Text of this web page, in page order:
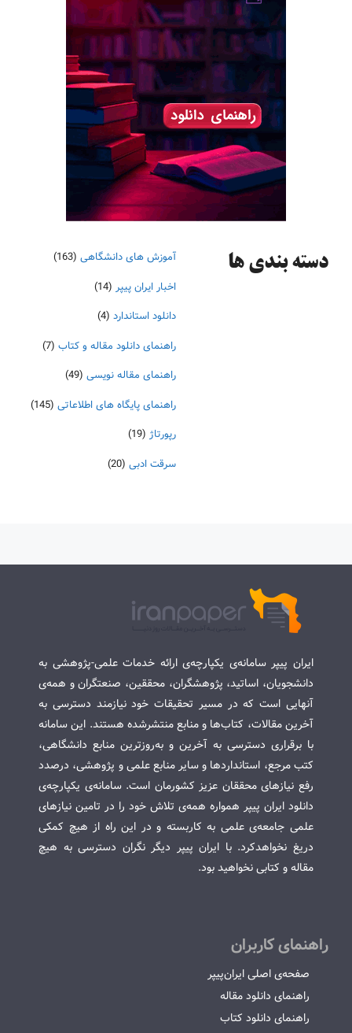
دسته‌ بندی ها آموزش های دانشگاهی (163)
اخبار ایران پیپر (14)
دانلود استاندارد (4)
راهنمای دانلود مقاله و کتاب (7)
راهنمای مقاله نویسی (49)
راهنمای پایگاه های اطلاعاتی (145)
رپورتاژ (19)
سرقت ادبی (20)
ایران پیپر سامانه‌ی یکپارچه‌ی ارائه خدمات علمی-پژوهشی به
دانشجویان، اساتید، پژوهشگران، محققین، صنعتگران و همه‌ی
آنهایی است که در مسیر تحقیقات خود نیازمند دسترسی به
آخرین مقالات، کتاب‌ها و منابع منتشرشده هستند. این سامانه
با برقراری دسترسی به آخرین و به‌روزترین منابع دانشگاهی،
کتب مرجع، استانداردها و سایر منابع علمی و پژوهشی، درصدد
رفع نیازهای محققان عزیز کشورمان است. سامانه‌ی یکپارچه‌ی
دانلود ایران پیپر همواره همه‌ی تلاش خود را در تامین نیازهای
علمی جامعه‌ی علمی به کاربسته و در این راه از هیچ کمکی
دریغ نخواهدکرد. با ایران پیپر دیگر نگران دسترسی به هیچ
مقاله و کتابی نخواهید بود.
راهنمای کاربران
صفحه‌ی اصلی ایران‌پیپر
راهنمای دانلود مقاله
راهنمای دانلود کتاب